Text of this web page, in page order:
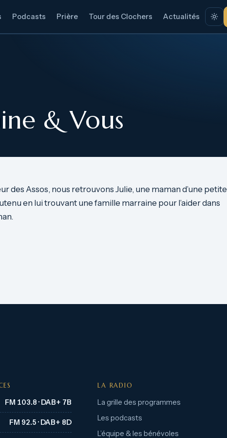
Podcasts Prière Tour des Clochers Actualités
& Vous
des Assos, nous retrouvons Julie, une maman d’une petite
en lui trouvant une famille marraine pour l’aider dans
FM 103.8 · DAB+ 7B
FM 92.5 · DAB+ 8D
LA RADIO
La grille des programmes
Les podcasts
L’équipe & les bénévoles